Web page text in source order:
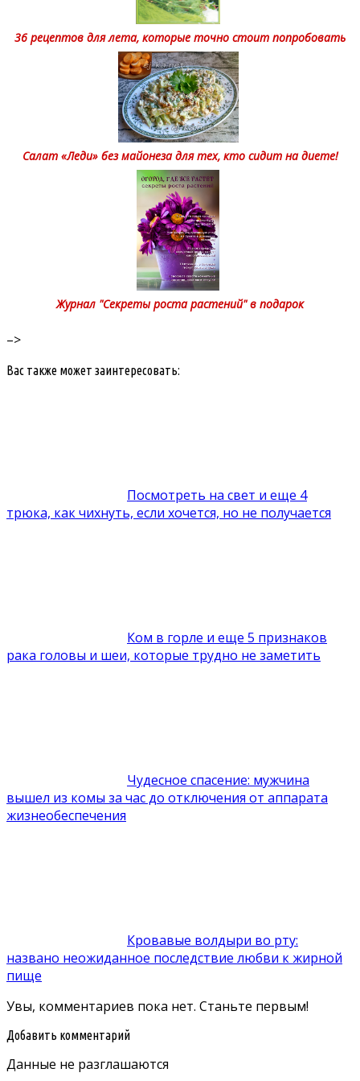
36 рецептов для лета, которые точно стоит попробовать
Салат «Леди» без майонеза для тех, кто сидит на диете!
Журнал "Секреты роста растений" в подарок
–>
Вас также может заинтересовать:
Посмотреть на свет и еще 4
трюка, как чихнуть, если хочется, но не получается
Ком в горле и еще 5 признаков
рака головы и шеи, которые трудно не заметить
Чудесное спасение: мужчина
вышел из комы за час до отключения от аппарата
жизнеобеспечения
Кровавые волдыри во рту:
названо неожиданное последствие любви к жирной
пище
Увы, комментариев пока нет. Станьте первым!
Добавить комментарий
Данные не разглашаются